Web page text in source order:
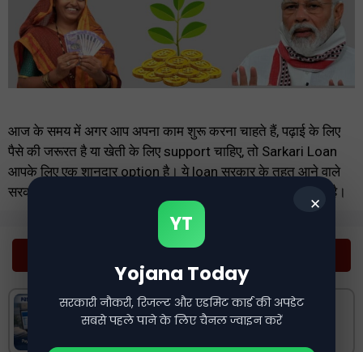
आज के समय में अगर आप अपना काम शुरू करना चाहते हैं, पढ़ाई के लिए
पैसे की जरूरत है या खेती के लिए support चाहिए, तो Sarkari Loan
आपके लिए एक शानदार option है। ये loan सरकार के तहत आने वाले
सरकारी banks या government schemes के जरिए दिया जाता है।
Paytm Data Entry Jobs 2026 | Work
From Home12th Pass, Salary ₹21,000
✕
YT
Yojana Today
सरकारी नौकरी, रिजल्ट और एडमिट कार्ड की अपडेट
सबसे पहले पाने के लिए चैनल ज्वाइन करें